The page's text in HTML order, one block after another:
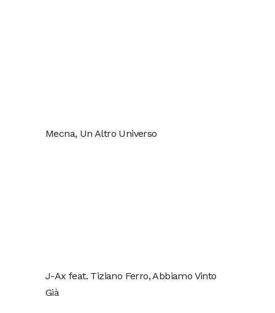
Mecna, Un Altro Universo
J-Ax feat. Tiziano Ferro, Abbiamo Vinto
Già